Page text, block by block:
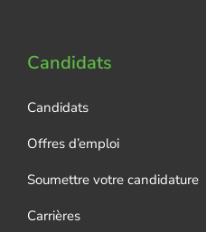
Candidats
Candidats
Offres d’emploi
Soumettre votre candidature
Carrières